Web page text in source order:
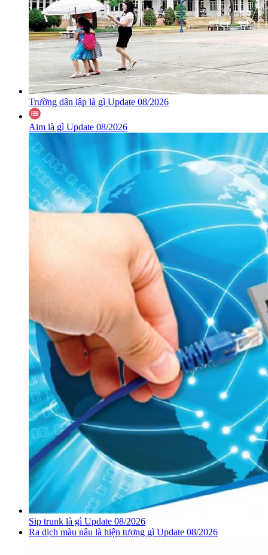
Trường dân lập là gì Update 08/2026
Aim là gì Update 08/2026
Sip trunk là gì Update 08/2026
Ra dịch màu nâu là hiện tượng gì Update 08/2026